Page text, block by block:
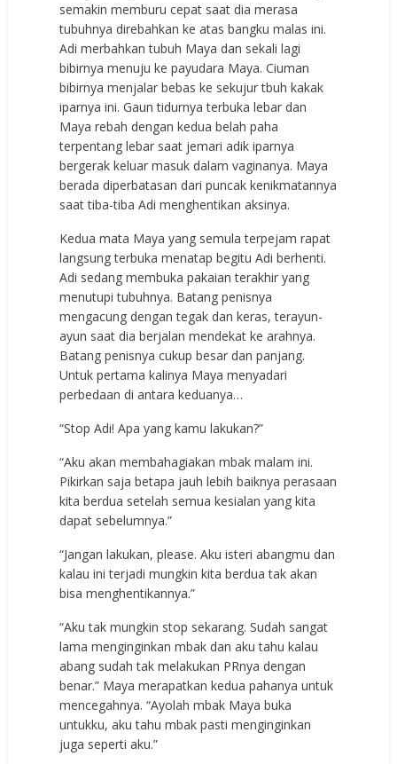
semakin memburu cepat saat dia merasa
tubuhnya direbahkan ke atas bangku malas ini.
Adi merbahkan tubuh Maya dan sekali lagi
bibirnya menuju ke payudara Maya. Ciuman
bibirnya menjalar bebas ke sekujur tbuh kakak
iparnya ini. Gaun tidurnya terbuka lebar dan
Maya rebah dengan kedua belah paha
terpentang lebar saat jemari adik iparnya
bergerak keluar masuk dalam vaginanya. Maya
berada diperbatasan dari puncak kenikmatannya
saat tiba-tiba Adi menghentikan aksinya.
Kedua mata Maya yang semula terpejam rapat
langsung terbuka menatap begitu Adi berhenti.
Adi sedang membuka pakaian terakhir yang
menutupi tubuhnya. Batang penisnya
mengacung dengan tegak dan keras, terayun-
ayun saat dia berjalan mendekat ke arahnya.
Batang penisnya cukup besar dan panjang.
Untuk pertama kalinya Maya menyadari
perbedaan di antara keduanya…
“Stop Adi! Apa yang kamu lakukan?”
“Aku akan membahagiakan mbak malam ini.
Pikirkan saja betapa jauh lebih baiknya perasaan
kita berdua setelah semua kesialan yang kita
dapat sebelumnya.”
“Jangan lakukan, please. Aku isteri abangmu dan
kalau ini terjadi mungkin kita berdua tak akan
bisa menghentikannya.”
“Aku tak mungkin stop sekarang. Sudah sangat
lama menginginkan mbak dan aku tahu kalau
abang sudah tak melakukan PRnya dengan
benar.” Maya merapatkan kedua pahanya untuk
mencegahnya. “Ayolah mbak Maya buka
untukku, aku tahu mbak pasti menginginkan
juga seperti aku.”